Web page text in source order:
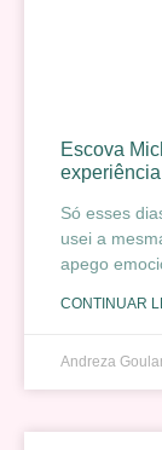
Escova
Só esses
usei a
apego
CONTINUAR
Andreza